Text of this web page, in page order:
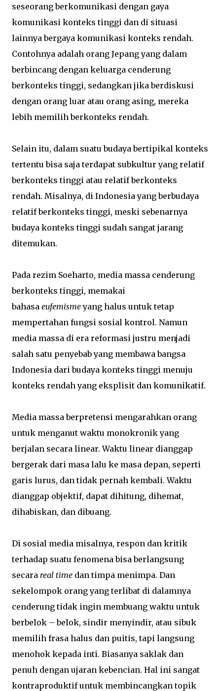
seseorang berkomunikasi dengan gaya
komunikasi konteks tinggi dan di situasi
lainnya bergaya komunikasi konteks rendah.
Contohnya adalah orang Jepang yang dalam
berbincang dengan keluarga cenderung
berkonteks tinggi, sedangkan jika berdiskusi
dengan orang luar atau orang asing, mereka
lebih memilih berkonteks rendah.
Selain itu, dalam suatu budaya bertipikal konteks
tertentu bisa saja terdapat subkultur yang relatif
berkonteks tinggi atau relatif berkonteks
rendah. Misalnya, di Indonesia yang berbudaya
relatif berkonteks tinggi, meski sebenarnya
budaya konteks tinggi sudah sangat jarang
ditemukan.
Pada rezim Soeharto, media massa cenderung
berkonteks tinggi, memakai
bahasa eufemismeyang halus untuk tetap
mempertahan fungsi sosial kontrol. Namun
media massa di era reformasi justru menjadi
salah satu penyebab yang membawa bangsa
Indonesia dari budaya konteks tinggi menuju
konteks rendah yang eksplisit dan komunikatif.
Media massa berpretensi mengarahkan orang
untuk menganut waktu monokronik yang
berjalan secara linear. Waktu linear dianggap
bergerak dari masa lalu ke masa depan, seperti
garis lurus, dan tidak pernah kembali. Waktu
dianggap objektif, dapat dihitung, dihemat,
dihabiskan, dan dibuang.
Di sosial media misalnya, respon dan kritik
terhadap suatu fenomena bisa berlangsung
secara real time dan timpa menimpa. Dan
sekelompok orang yang terlibat di dalamnya
cenderung tidak ingin membuang waktu untuk
berbelok – belok, sindir menyindir, atau sibuk
memilih frasa halus dan puitis, tapi langsung
menohok kepada inti. Biasanya saklak dan
penuh dengan ujaran kebencian. Hal ini sangat
kontraproduktif untuk membincangkan topik